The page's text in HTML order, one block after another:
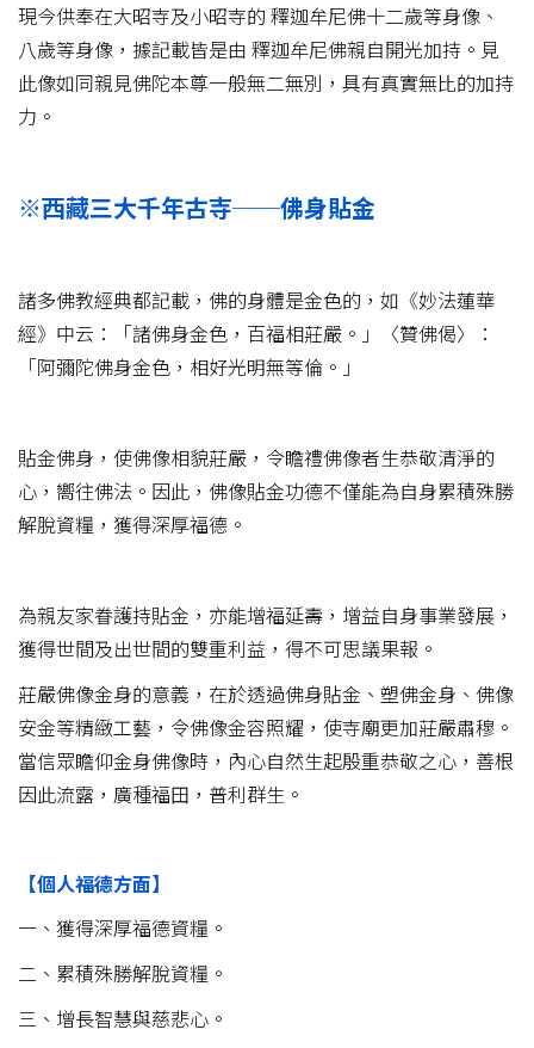
現今供奉在大昭寺及小昭寺的 釋迦牟尼佛十二歲等身像、
八歲等身像，據記載皆是由 釋迦牟尼佛親自開光加持。見
此像如同親見佛陀本尊一般無二無別，具有真實無比的加持
力。
※西藏三大千年古寺──佛身貼金
諸多佛教經典都記載，佛的身體是金色的，如《妙法蓮華
經》中云：「諸佛身金色，百福相莊嚴。」〈贊佛偈〉：
「阿彌陀佛身金色，相好光明無等倫。」
貼金佛身，使佛像相貌莊嚴，令瞻禮佛像者生恭敬清淨的
心，嚮往佛法。因此，佛像貼金功德不僅能為自身累積殊勝
解脫資糧，獲得深厚福德。
為親友家眷護持貼金，亦能增福延壽，增益自身事業發展，
獲得世間及出世間的雙重利益，得不可思議果報。
莊嚴佛像金身的意義，在於透過佛身貼金、塑佛金身、佛像
安金等精緻工藝，令佛像金容照耀，使寺廟更加莊嚴肅穆。
當信眾瞻仰金身佛像時，內心自然生起殷重恭敬之心，善根
因此流露，廣種福田，普利群生。
【個人福德方面】
一、獲得深厚福德資糧。
二、累積殊勝解脫資糧。
三、增長智慧與慈悲心。